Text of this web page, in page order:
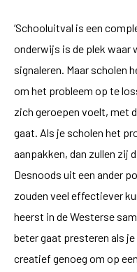
‘Schooluitval is een
onderwijs is de plek waar
signaleren. Maar scholen
om het probleem op te
zich geroepen voelt, met
gaat. Als je scholen het
aanpakken, dan zullen zij
Desnoods uit een ander
zouden veel effectiever
heerst in de Westerse
beter gaat presteren als
creatief genoeg om op